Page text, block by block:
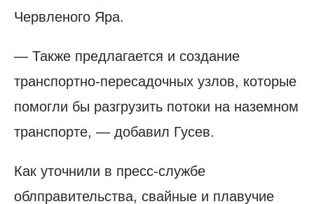
Червленого Яра.
— Также предлагается и создание
транспортно-пересадочных узлов, которые
помогли бы разгрузить потоки на наземном
транспорте, — добавил Гусев.
Как уточнили в пресс-службе
облправительства, свайные и плавучие